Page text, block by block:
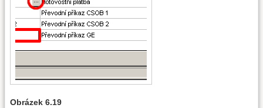
Obrázek 6.19